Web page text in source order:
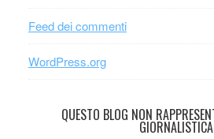
Feed dei commenti
WordPress.org
QUESTO BLOG NON
GIORNALISTICA